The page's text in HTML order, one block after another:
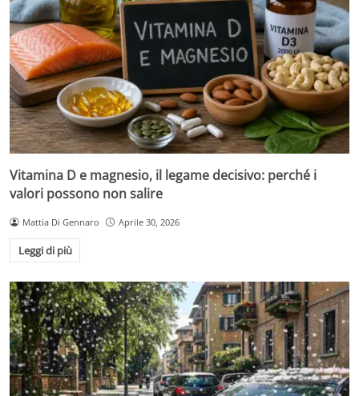
Vitamina D e magnesio, il legame decisivo: perché i
valori possono non salire
Mattia Di Gennaro Aprile 30, 2026
Leggi di più